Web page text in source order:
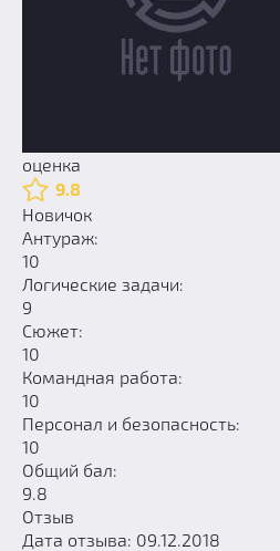
оценка
9.8
Новичок
Антураж:
10
Логические задачи:
9
Сюжет:
10
Командная работа:
10
Персонал и безопасность:
10
Общий бал:
9.8
Отзыв
Дата отзыва: 09.12.2018